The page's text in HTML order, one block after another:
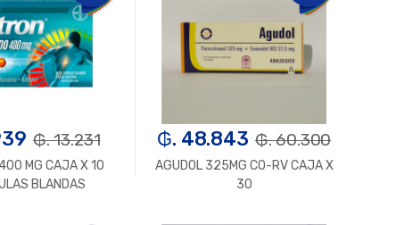
₲. 13.231
MG CAJA X 10
BLANDAS
₲. 48.843 ₲. 60.300
AGUDOL 325MG CO-RV CAJA X
30